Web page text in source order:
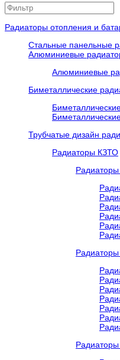
Радиаторы отопления и
Стальные панельные
Алюминиевые
Алюминиевые
Биметаллические
Трубчатые дизайн
Радиаторы КЗТО